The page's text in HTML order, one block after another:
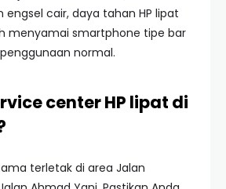
engsel cair, daya tahan HP lipat
menyamai smartphone tipe bar
normal.
center HP lipat di
terletak di area Jalan